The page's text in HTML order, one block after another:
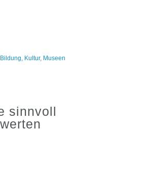
Bildung, Kultur, Museen
sinnvoll